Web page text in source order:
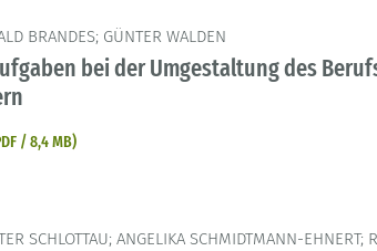
BRANDES; GÜNTER WALDEN
bei der Umgestaltung des
/ 8,4 MB)
SCHLOTTAU; ANGELIKA SCHMIDTMANN-EHNERT;